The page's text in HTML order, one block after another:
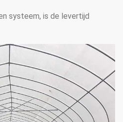
systeem, is de levertijd